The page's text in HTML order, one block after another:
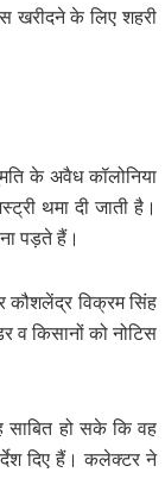
खरीदने के लिए शहरी
के अवैध कॉलोनिया
थमा दी जाती है।
पड़ते हैं।
कौशलेंद्र विक्रम सिंह
व किसानों को नोटिस
साबित हो सके कि वह
दिए हैं। कलेक्टर ने